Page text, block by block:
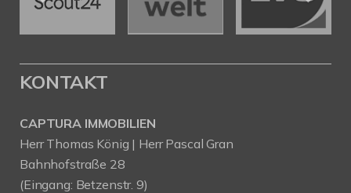
KONTAKT
CAPTURA IMMOBILIEN
Herr Thomas König | Herr Pascal Gran
Bahnhofstraße 28
(Eingang: Betzenstr. 9)